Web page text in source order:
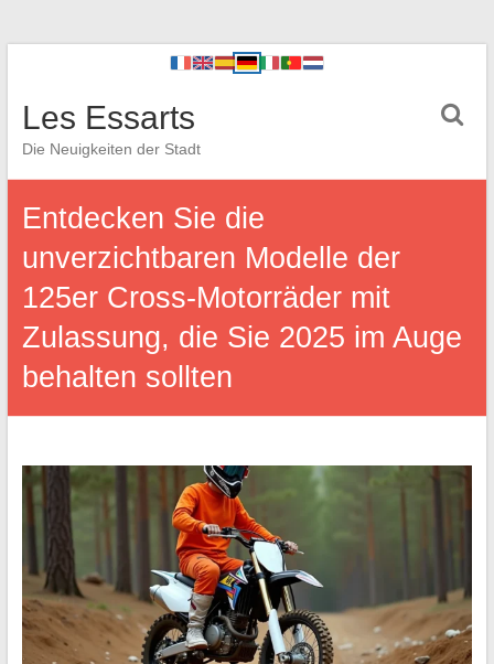
Les Essarts
Die Neuigkeiten der Stadt
Entdecken Sie die
unverzichtbaren Modelle der
125er Cross-Motorräder mit
Zulassung, die Sie 2025 im Auge
behalten sollten